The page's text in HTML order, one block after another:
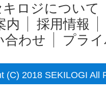
キロジについて
内
採用情報
合わせ プラ
(C) 2018 SEKILOGI All